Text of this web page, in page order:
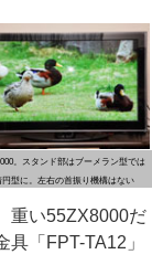
。スタンド部はブーメラン型では
円型に。左右の首振り機構はない
重い55ZX8000だ
「FPT-TA12」